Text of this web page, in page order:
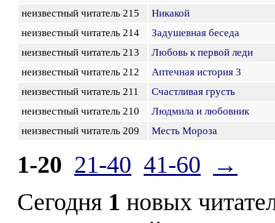
неизвестный читатель 215
Никакой
неизвестный читатель 214
Задушевная беседа
неизвестный читатель 213
Любовь к первой леди
неизвестный читатель 212
Аптечная история 3
неизвестный читатель 211
Счастливая грусть
неизвестный читатель 210
Людмила и любовник
неизвестный читатель 209
Месть Мороза
1-20 21-40 41-60
→
Сегодня 1 новых